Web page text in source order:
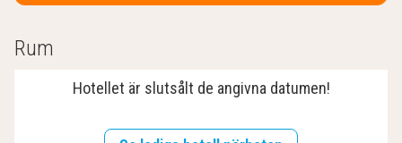
Rum
Hotellet är slutsålt de angivna datumen!